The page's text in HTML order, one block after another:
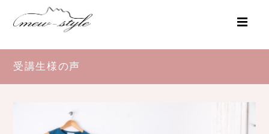
受講生様の声